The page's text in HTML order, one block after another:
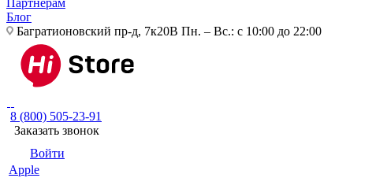
Партнерам
Блог
Багратионовский пр-д, 7к20В Пн. – Вс.: с 10:00 до 22:00
8 (800) 505-23-91
Заказать звонок
Войти
Apple